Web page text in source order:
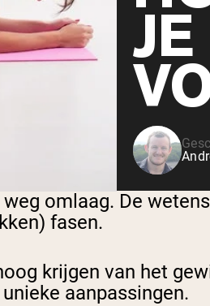
omlaag. De
fasen.
krijgen van het
aanpassingen.